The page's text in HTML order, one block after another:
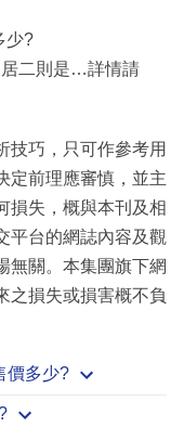
少?
居二則是…詳情請
技巧，只可作參考用
定前理應審慎，並主
損失，概與本刊及相
平台的網誌內容及觀
無關。本集團旗下網
之損失或損害概不負
價多少?